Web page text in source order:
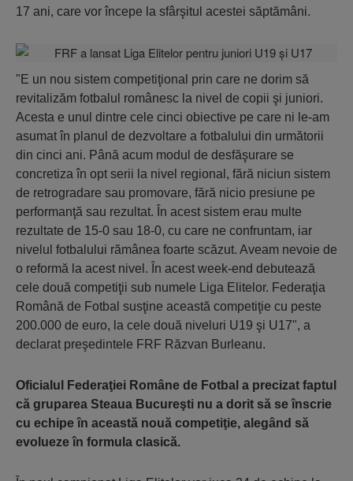
17 ani, care vor începe la sfârşitul acestei săptămâni.
"E un nou sistem competiţional prin care ne dorim să
revitalizăm fotbalul românesc la nivel de copii şi juniori.
Acesta e unul dintre cele cinci obiective pe care ni le-am
asumat în planul de dezvoltare a fotbalului din următorii
din cinci ani. Până acum modul de desfăşurare se
concretiza în opt serii la nivel regional, fără niciun sistem
de retrogradare sau promovare, fără nicio presiune pe
performanţă sau rezultat. În acest sistem erau multe
rezultate de 15-0 sau 18-0, cu care ne confruntam, iar
nivelul fotbalului rămânea foarte scăzut. Aveam nevoie de
o reformă la acest nivel. În acest week-end debutează
cele două competiţii sub numele Liga Elitelor. Federaţia
Română de Fotbal susţine această competiţie cu peste
200.000 de euro, la cele două niveluri U19 şi U17", a
declarat preşedintele FRF Răzvan Burleanu.
Oficialul Federaţiei Române de Fotbal a precizat faptul
că gruparea Steaua Bucureşti nu a dorit să se înscrie
cu echipe în această nouă competiţie, alegând să
evolueze în formula clasică.